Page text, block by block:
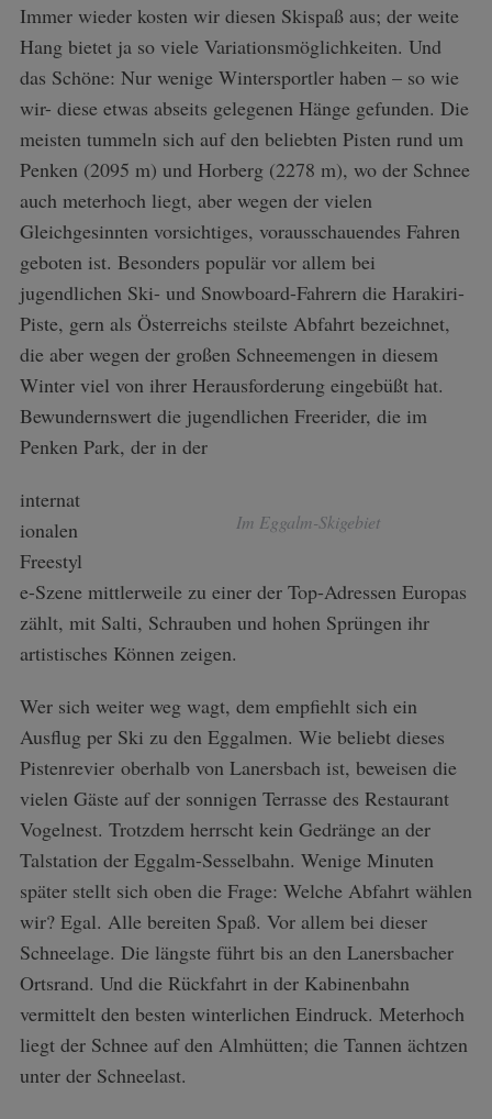
Immer wieder kosten wir diesen Skispaß aus; der weite
Hang bietet ja so viele Variationsmöglichkeiten. Und
das Schöne: Nur wenige Wintersportler haben – so wie
wir- diese etwas abseits gelegenen Hänge gefunden. Die
meisten tummeln sich auf den beliebten Pisten rund um
Penken (2095 m) und Horberg (2278 m), wo der Schnee
auch meterhoch liegt, aber wegen der vielen
Gleichgesinnten vorsichtiges, vorausschauendes Fahren
geboten ist. Besonders populär vor allem bei
jugendlichen Ski- und Snowboard-Fahrern die Harakiri-
Piste, gern als Österreichs steilste Abfahrt bezeichnet,
die aber wegen der großen Schneemengen in diesem
Winter viel von ihrer Herausforderung eingebüßt hat.
Bewundernswert die jugendlichen Freerider, die im
Penken Park, der in der
Im Eggalm-Skigebiet
internat
ionalen
Freestyl
e-Szene mittlerweile zu einer der Top-Adressen Europas
zählt, mit Salti, Schrauben und hohen Sprüngen ihr
artistisches Können zeigen.
Wer sich weiter weg wagt, dem empfiehlt sich ein
Ausflug per Ski zu den Eggalmen. Wie beliebt dieses
Pistenrevier oberhalb von Lanersbach ist, beweisen die
vielen Gäste auf der sonnigen Terrasse des Restaurant
Vogelnest. Trotzdem herrscht kein Gedränge an der
Talstation der Eggalm-Sesselbahn. Wenige Minuten
später stellt sich oben die Frage: Welche Abfahrt wählen
wir? Egal. Alle bereiten Spaß. Vor allem bei dieser
Schneelage. Die längste führt bis an den Lanersbacher
Ortsrand. Und die Rückfahrt in der Kabinenbahn
vermittelt den besten winterlichen Eindruck. Meterhoch
liegt der Schnee auf den Almhütten; die Tannen ächtzen
unter der Schneelast.
e